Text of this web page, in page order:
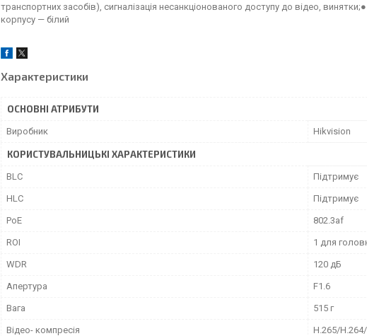
транспортних засобів), сигналізація несанкціонованого доступу до відео,
корпусу — білий
Характеристики
ОСНОВНІ АТРИБУТИ
Виробник Hikvision
КОРИСТУВАЛЬНИЦЬКІ ХАРАКТЕРИСТИКИ
BLC Підтримує
HLC Підтримує
PoE 802.3af
ROI 1 для
WDR 120 дБ
Апертура F1.6
Вага 515 г
Відео- компресія H.265/